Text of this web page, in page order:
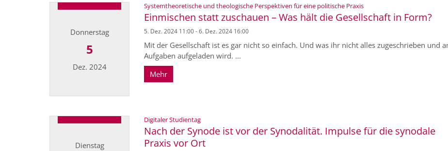
Donnerstag
5
Dez. 2024
Systemtheoretische und theologische Perspektiven für eine politische Praxis:
Einmischen statt zuschauen – Was hält die Gesellschaft in Form?
5. Dez. 2024 11:00 - 6. Dez. 2024 16:00
Mit der Gesellschaft ist es gar nicht so einfach. Und was ihr nicht alles zugeschrieben und
Aufgaben aufgeladen wird. ...
Mehr
Dienstag
Digitaler Studientag:
Nach der Synode ist vor der Synodalität. Impulse für die synodale
Praxis vor Ort